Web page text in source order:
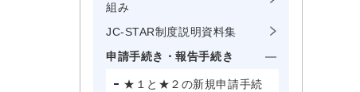
組み
JC-STAR制度説明資料集
申請手続き・報告手続き
★１と★２の新規申請手続